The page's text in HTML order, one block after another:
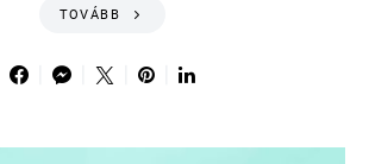
TOVÁBB